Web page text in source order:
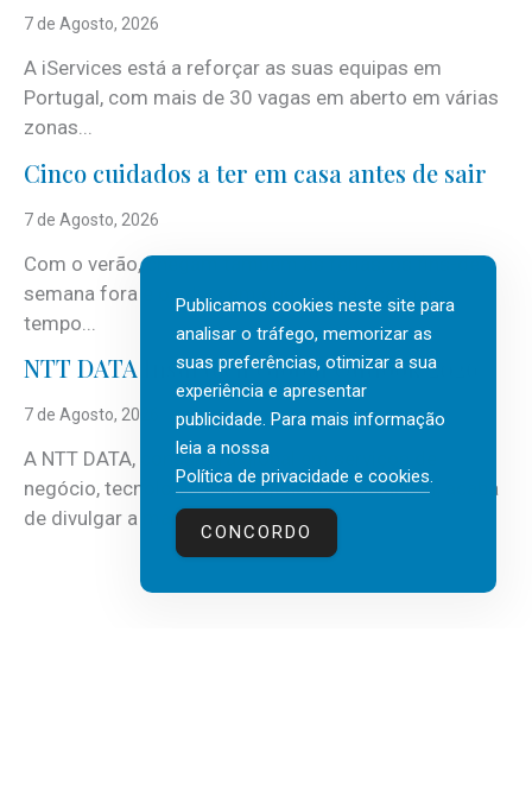
7 de Agosto, 2026
A iServices está a reforçar as suas equipas em
Portugal, com mais de 30 vagas em aberto em várias
zonas...
Cinco cuidados a ter em casa antes de sair
7 de Agosto, 2026
Com o verão, chegam também as férias, os fins-de-
semana fora e os dias em que a casa fica mais
tempo...
NTT DATA Insurtech Global Outlook 2026
7 de Agosto, 2026
A NTT DATA, consultora global em serviços de
negócio, tecnologia e inteligência artificial (IA), acaba
de divulgar a mais recente...
Publicamos cookies neste site para
analisar o tráfego, memorizar as
suas preferências, otimizar a sua
experiência e apresentar
publicidade. Para mais informação
leia a nossa
Política de privacidade e cookies.
CONCORDO